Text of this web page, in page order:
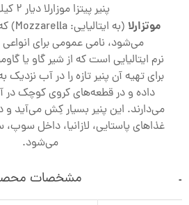
پنیر پیتزا موزارلا دیار 2 کیلوگرمی.
موتزارلا (به ایتالیایی:Mozzarella
)
می‌شود، نامی عمومی برای انواعی
نرم ایتالیایی است که از شیر گاو یا
برای تهیه آن پنیر تازه را در آب
داده و در قطعه‌های کروی کوچک
می‌دارند. این پنیر بسیار کِش می‌آید و
غذاهای پاستایی، لازانیا، داخل سوپ،
می‌شود.
مشخصات